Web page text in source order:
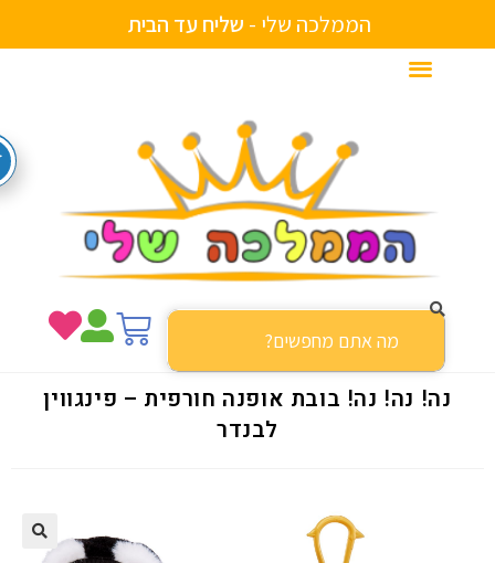
הממלכה שלי -ש לי חעד הבי ת
נה! נה! נה! בובת אופנה חורפית – פינגווין
לבנדר